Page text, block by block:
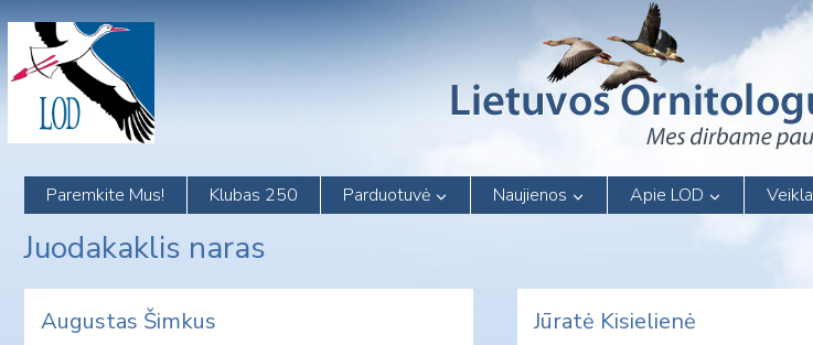
content
Paremkite Mus! Klubas 250 Parduotuvė Naujienos Apie LOD Veikla
Juodakaklis naras
Augustas Šimkus Jūratė Kisielienė